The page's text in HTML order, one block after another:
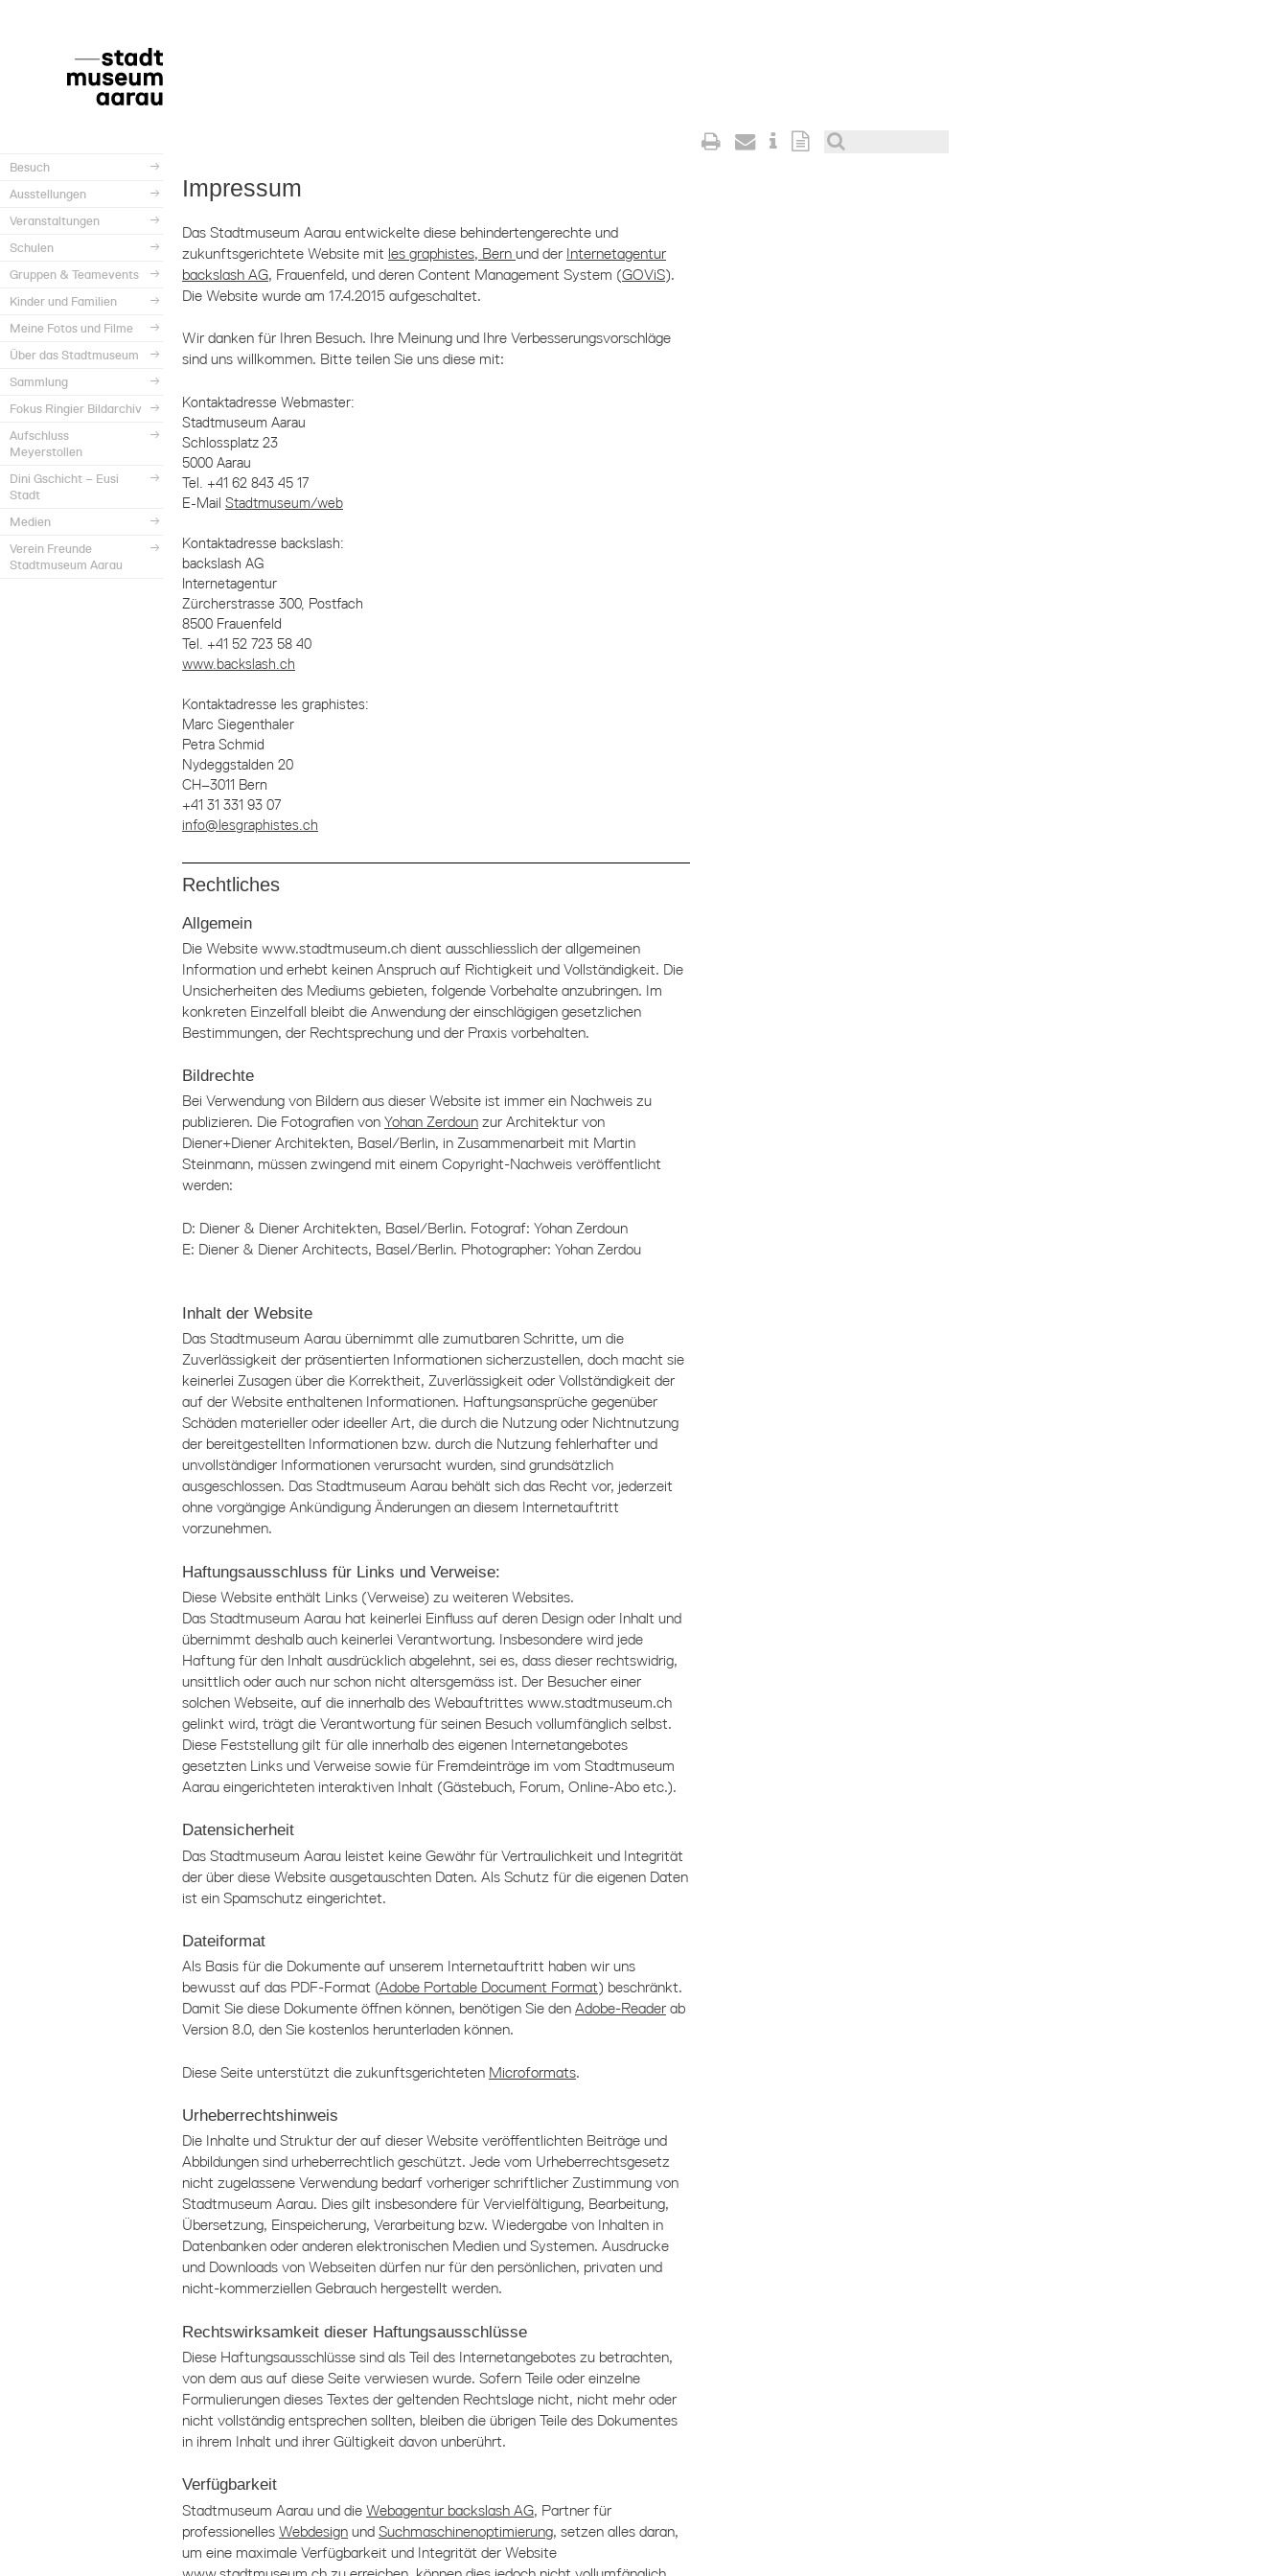
Besuch
Ausstellungen
Veranstaltungen
Schulen
Gruppen & Teamevents
Kinder und Familien
Meine Fotos und Filme
Über das Stadtmuseum
Sammlung
Fokus Ringier Bildarchiv
Aufschluss
Meyerstollen
Dini Gschicht – Eusi
Stadt
Medien
Verein Freunde
Stadtmuseum Aarau
Impressum
Das Stadtmuseum Aarau entwickelte diese behindertengerechte und
zukunftsgerichtete Website mit les graphistes, Bern und der Internetagentur
backslash AG, Frauenfeld, und deren Content Management System (GOViS).
Die Website wurde am 17.4.2015 aufgeschaltet.
Wir danken für Ihren Besuch. Ihre Meinung und Ihre Verbesserungsvorschläge
sind uns willkommen. Bitte teilen Sie uns diese mit:
Kontaktadresse Webmaster:
Stadtmuseum Aarau
Schlossplatz 23
5000 Aarau
Tel. +41 62 843 45 17
E-Mail Stadtmuseum/web
Kontaktadresse backslash:
backslash AG
Internetagentur
Zürcherstrasse 300, Postfach
8500 Frauenfeld
Tel. +41 52 723 58 40
www.backslash.ch
Kontaktadresse les graphistes:
Marc Siegenthaler
Petra Schmid
Nydeggstalden 20
CH–3011 Bern
+41 31 331 93 07
info@lesgraphistes.ch
Rechtliches
Allgemein
Die Website www.stadtmuseum.ch dient ausschliesslich der allgemeinen
Information und erhebt keinen Anspruch auf Richtigkeit und Vollständigkeit. Die
Unsicherheiten des Mediums gebieten, folgende Vorbehalte anzubringen. Im
konkreten Einzelfall bleibt die Anwendung der einschlägigen gesetzlichen
Bestimmungen, der Rechtsprechung und der Praxis vorbehalten.
Bildrechte
Bei Verwendung von Bildern aus dieser Website ist immer ein Nachweis zu
publizieren. Die Fotografien von Yohan Zerdoun zur Architektur von
Diener+Diener Architekten, Basel/Berlin, in Zusammenarbeit mit Martin
Steinmann, müssen zwingend mit einem Copyright-Nachweis veröffentlicht
werden:
D: Diener & Diener Architekten, Basel/Berlin. Fotograf: Yohan Zerdoun
E: Diener & Diener Architects, Basel/Berlin. Photographer: Yohan Zerdou
Inhalt der Website
Das Stadtmuseum Aarau übernimmt alle zumutbaren Schritte, um die
Zuverlässigkeit der präsentierten Informationen sicherzustellen, doch macht sie
keinerlei Zusagen über die Korrektheit, Zuverlässigkeit oder Vollständigkeit der
auf der Website enthaltenen Informationen. Haftungsansprüche gegenüber
Schäden materieller oder ideeller Art, die durch die Nutzung oder Nichtnutzung
der bereitgestellten Informationen bzw. durch die Nutzung fehlerhafter und
unvollständiger Informationen verursacht wurden, sind grundsätzlich
ausgeschlossen. Das Stadtmuseum Aarau behält sich das Recht vor, jederzeit
ohne vorgängige Ankündigung Änderungen an diesem Internetauftritt
vorzunehmen.
Haftungsausschluss für Links und Verweise:
Diese Website enthält Links (Verweise) zu weiteren Websites.
Das Stadtmuseum Aarau hat keinerlei Einfluss auf deren Design oder Inhalt und
übernimmt deshalb auch keinerlei Verantwortung. Insbesondere wird jede
Haftung für den Inhalt ausdrücklich abgelehnt, sei es, dass dieser rechtswidrig,
unsittlich oder auch nur schon nicht altersgemäss ist. Der Besucher einer
solchen Webseite, auf die innerhalb des Webauftrittes www.stadtmuseum.ch
gelinkt wird, trägt die Verantwortung für seinen Besuch vollumfänglich selbst.
Diese Feststellung gilt für alle innerhalb des eigenen Internetangebotes
gesetzten Links und Verweise sowie für Fremdeinträge im vom Stadtmuseum
Aarau eingerichteten interaktiven Inhalt (Gästebuch, Forum, Online-Abo etc.).
Datensicherheit
Das Stadtmuseum Aarau leistet keine Gewähr für Vertraulichkeit und Integrität
der über diese Website ausgetauschten Daten. Als Schutz für die eigenen Daten
ist ein Spamschutz eingerichtet.
Dateiformat
Als Basis für die Dokumente auf unserem Internetauftritt haben wir uns
bewusst auf das PDF-Format (Adobe Portable Document Format) beschränkt.
Damit Sie diese Dokumente öffnen können, benötigen Sie den Adobe-Reader ab
Version 8.0, den Sie kostenlos herunterladen können.
Diese Seite unterstützt die zukunftsgerichteten Microformats.
Urheberrechtshinweis
Die Inhalte und Struktur der auf dieser Website veröffentlichten Beiträge und
Abbildungen sind urheberrechtlich geschützt. Jede vom Urheberrechtsgesetz
nicht zugelassene Verwendung bedarf vorheriger schriftlicher Zustimmung von
Stadtmuseum Aarau. Dies gilt insbesondere für Vervielfältigung, Bearbeitung,
Übersetzung, Einspeicherung, Verarbeitung bzw. Wiedergabe von Inhalten in
Datenbanken oder anderen elektronischen Medien und Systemen. Ausdrucke
und Downloads von Webseiten dürfen nur für den persönlichen, privaten und
nicht-kommerziellen Gebrauch hergestellt werden.
Rechtswirksamkeit dieser Haftungsausschlüsse
Diese Haftungsausschlüsse sind als Teil des Internetangebotes zu betrachten,
von dem aus auf diese Seite verwiesen wurde. Sofern Teile oder einzelne
Formulierungen dieses Textes der geltenden Rechtslage nicht, nicht mehr oder
nicht vollständig entsprechen sollten, bleiben die übrigen Teile des Dokumentes
in ihrem Inhalt und ihrer Gültigkeit davon unberührt.
Verfügbarkeit
Stadtmuseum Aarau und die Webagentur backslash AG, Partner für
professionelles Webdesign und Suchmaschinenoptimierung, setzen alles daran,
um eine maximale Verfügbarkeit und Integrität der Website